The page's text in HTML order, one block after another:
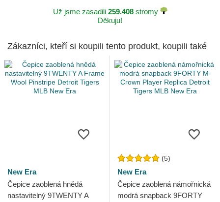
Už jsme zasadili 259.408stromy
Děkuju!
Zákazníci, kteří si koupili tento produkt, koupili také
New Era
Čepice zaoblená hnědá
nastavitelný 9TWENTY A
(5)
New Era
Čepice zaoblená námořnická
modrá snapback 9FORTY